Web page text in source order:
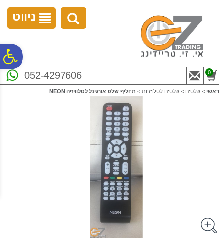
נגישות
ניווט
052-4297606 0
ראשי > שלטים > שלטים לטלויזיות > תחליף שלט אורגינל לטלוויזיה NEON